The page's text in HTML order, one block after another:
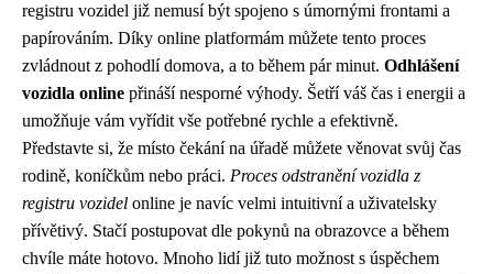
registru vozidel již nemusí být spojeno s úmornými frontami a
papírováním. Díky online platformám můžete tento proces
zvládnout z pohodlí domova, a to během pár minut. Odhlášení
vozidla online přináší nesporné výhody. Šetří váš čas i energii a
umožňuje vám vyřídit vše potřebné rychle a efektivně.
Představte si, že místo čekání na úřadě můžete věnovat svůj čas
rodině, koníčkům nebo práci. Proces odstranění vozidla z
registru vozidel online je navíc velmi intuitivní a uživatelsky
přívětivý. Stačí postupovat dle pokynů na obrazovce a během
chvíle máte hotovo. Mnoho lidí již tuto možnost s úspěchem